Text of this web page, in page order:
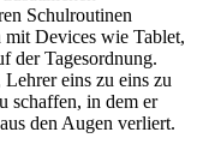
Schulroutinen
mit Devices wie Tablet,
der Tagesordnung.
eins zu eins zu
schaffen, in dem er
den Augen verliert.